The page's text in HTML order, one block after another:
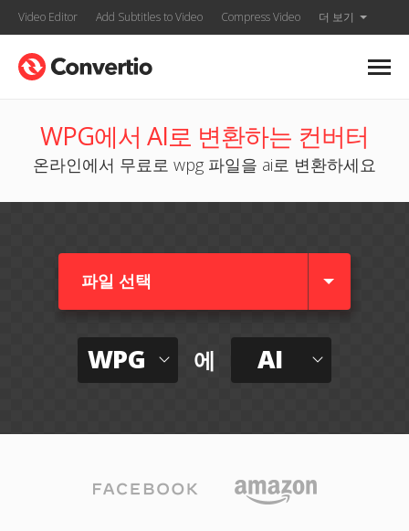
Video Editor Add Subtitles to Video Compress Video 더 보기
WPG에서 AI로 변환하는 컨버터
온라인에서 무료로 wpg 파일을 ai로 변환하세요
파일 선택
WPG 에 AI